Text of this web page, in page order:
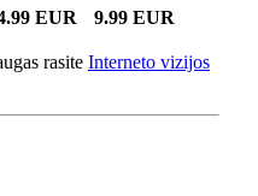
EUR 9.99 EUR
rasite Interneto vizijos